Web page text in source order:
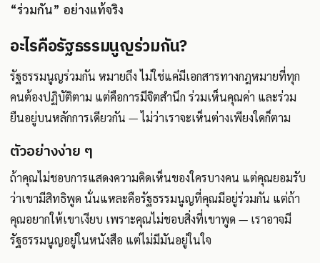
“ร่วมกัน” อย่างแท้จริง
อะไรคือรัฐธรรมนูญร่วมกัน?
รัฐธรรมนูญร่วมกัน หมายถึง ไม่ใช่แค่มีเอกสารทางกฎหมายที่ทุก
คนต้องปฏิบัติตาม แต่คือการมีจิตสำนึก ร่วมเห็นคุณค่า และร่วม
ยืนอยู่บนหลักการเดียวกัน — ไม่ว่าเราจะเห็นต่างเพียงใดก็ตาม
ตัวอย่างง่าย ๆ
ถ้าคุณไม่ชอบการแสดงความคิดเห็นของใครบางคน แต่คุณยอมรับ
ว่าเขามีสิทธิพูด นั่นแหละคือรัฐธรรมนูญที่คุณมีอยู่ร่วมกัน แต่ถ้า
คุณอยากให้เขาเงียบ เพราะคุณไม่ชอบสิ่งที่เขาพูด — เราอาจมี
รัฐธรรมนูญอยู่ในหนังสือ แต่ไม่มีมันอยู่ในใจ